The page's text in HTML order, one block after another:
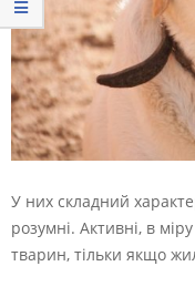
У них складний
розумні. Активні, в
тварин, тільки якщо